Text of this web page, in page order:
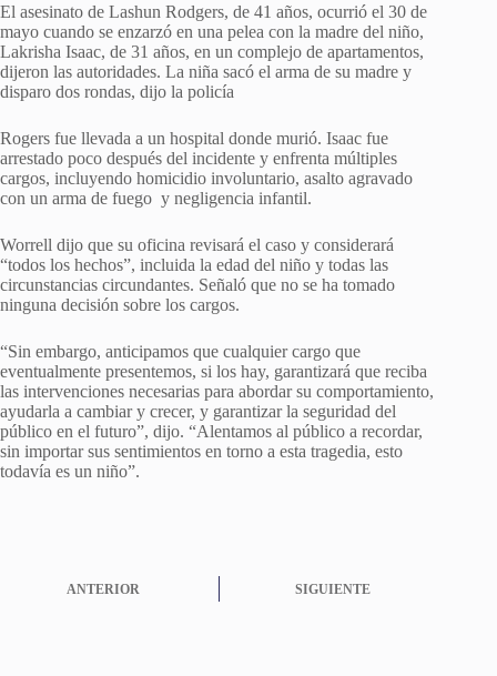
El asesinato de Lashun Rodgers, de 41 años, ocurrió el 30 de
mayo cuando se enzarzó en una pelea con la madre del niño,
Lakrisha Isaac, de 31 años, en un complejo de apartamentos,
dijeron las autoridades. La niña sacó el arma de su madre y
disparo dos rondas, dijo la policía
Rogers fue llevada a un hospital donde murió. Isaac fue
arrestado poco después del incidente y enfrenta múltiples
cargos, incluyendo homicidio involuntario, asalto agravado
con un arma de fuego y negligencia infantil.
Worrell dijo que su oficina revisará el caso y considerará
“todos los hechos”, incluida la edad del niño y todas las
circunstancias circundantes. Señaló que no se ha tomado
ninguna decisión sobre los cargos.
“Sin embargo, anticipamos que cualquier cargo que
eventualmente presentemos, si los hay, garantizará que reciba
las intervenciones necesarias para abordar su comportamiento,
ayudarla a cambiar y crecer, y garantizar la seguridad del
público en el futuro”, dijo. “Alentamos al público a recordar,
sin importar sus sentimientos en torno a esta tragedia, esto
todavía es un niño”.
ANTERIOR SIGUIENTE